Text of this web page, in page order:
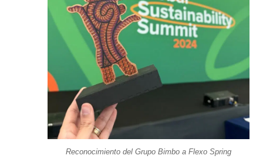
Reconocimiento del Grupo Bimbo a Flexo Spring